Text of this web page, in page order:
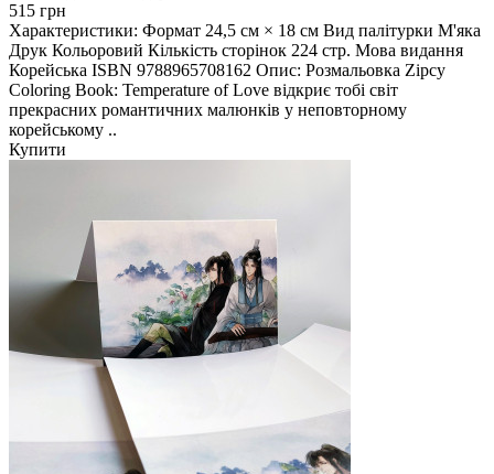
515 грн
Характеристики: Формат 24,5 см × 18 см Вид палітурки М'яка
Друк Кольоровий Кількість сторінок 224 стр. Мова видання
Корейська ISBN 9788965708162 Опис: Розмальовка Zipcy
Coloring Book: Temperature of Love відкриє тобі світ
прекрасних романтичних малюнків у неповторному
корейському ..
Купити